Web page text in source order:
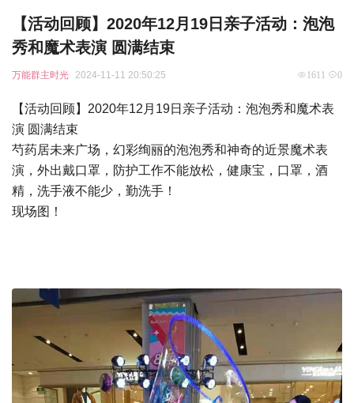
【活动回顾】2020年12月19日亲子活动：泡泡
秀和魔术表演 圆满结束
万能群主时光 2024-11-11 20:50:25 1611 0
【活动回顾】2020年12月19日亲子活动：泡泡秀和魔术表
演 圆满结束
芍药居未来广场，幻彩绚丽的泡泡秀和神奇的近景魔术表
演，外出戴口罩，防护工作不能放松，健康宝，口罩，酒
精，洗手液不能少，勤洗手！
现场图！